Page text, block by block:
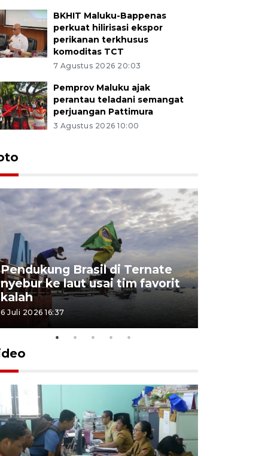
BKHIT Maluku-Bappenas
perkuat hilirisasi ekspor
perikanan terkhusus
komoditas TCT
7 Agustus 2026 20:03
Pemprov Maluku ajak
perantau teladani semangat
perjuangan Pattimura
3 Agustus 2026 10:00
Pendukung Brasil di Ternate
nyebur ke laut usai tim favorit
kalah
6 Juli 2026 16:37